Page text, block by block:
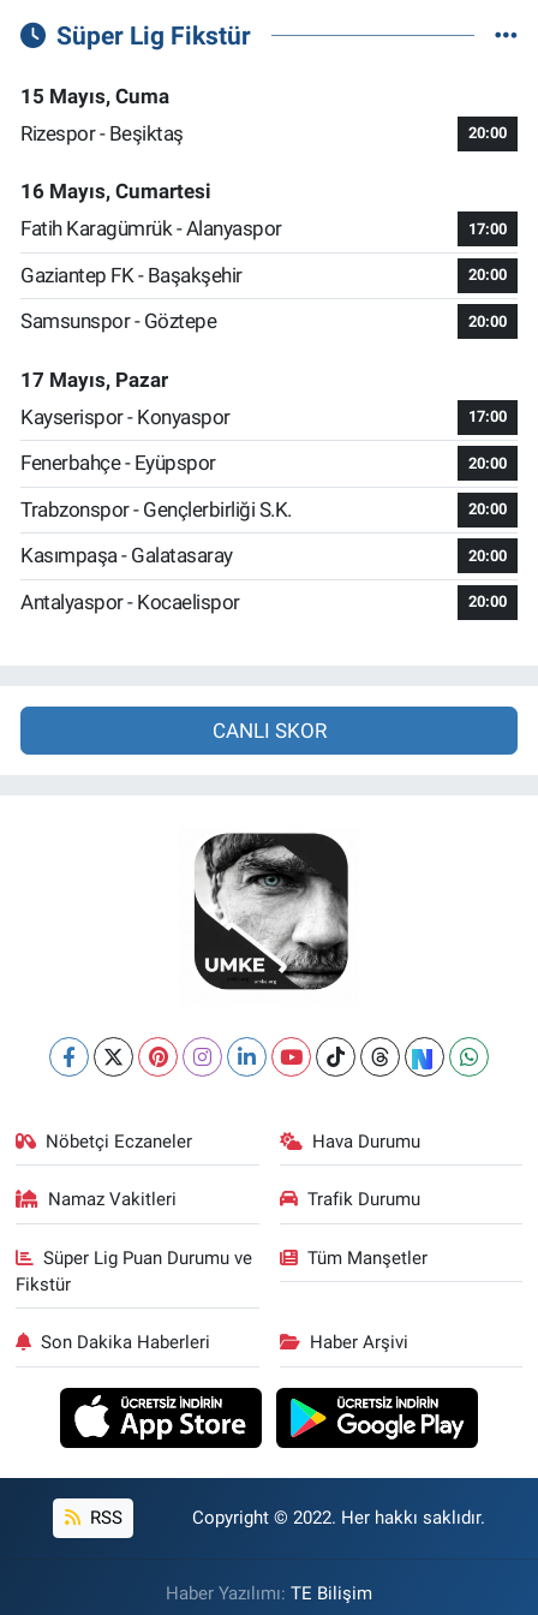
Süper Lig Fikstür
15 Mayıs, Cuma
Rizespor - Beşiktaş
20:00
16 Mayıs, Cumartesi
Fatih Karagümrük - Alanyaspor
17:00
Gaziantep FK - Başakşehir 20:00
Samsunspor - Göztepe 20:00
17 Mayıs, Pazar
Kayserispor - Konyaspor
17:00
Fenerbahçe - Eyüpspor 20:00
Trabzonspor - Gençlerbirliği S.K. 20:00
Kasımpaşa - Galatasaray 20:00
Antalyaspor - Kocaelispor 20:00
CANLI SKOR
Nöbetçi Eczaneler Hava Durumu
Namaz Vakitleri Trafik Durumu
Süper Lig Puan Durumu ve
Fikstür
Tüm Manşetler
Son Dakika Haberleri Haber Arşivi
RSS Copyright © 2022. Her hakkı saklıdır.
Haber Yazılımı: TE Bilişim